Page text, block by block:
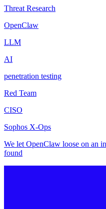
Threat Research
OpenClaw
LLM
AI
penetration testing
Red Team
CISO
Sophos X-Ops
We let OpenClaw loose on an
found